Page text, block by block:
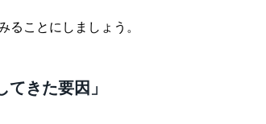
ることにしましょう。
きた要因」